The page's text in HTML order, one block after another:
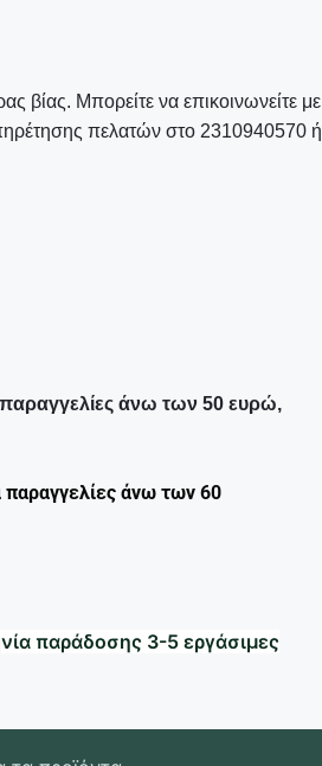
βίας. Μπορείτε να επικοινωνείτε με
πελατών στο 2310940570 ή
παραγγελίες άνω των 50 ευρώ,
παραγγελίες άνω των 60
παράδοσης 3-5 εργάσιμες